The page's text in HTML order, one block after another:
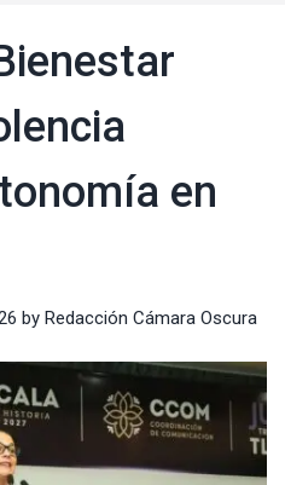
en
by Redacción Cámara Oscura